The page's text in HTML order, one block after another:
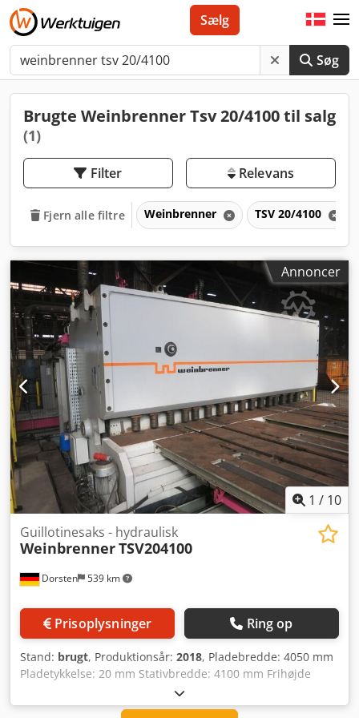
Søg
Sælg
Brugte Weinbrenner Tsv 20/4100 til salg
(1)
Filter Relevans
Fjern alle filtre Weinbrenner TSV 20/4100
Annoncer
1 / 10
Dorsten 539 km
Guillotinesaks - hydraulisk
WeinbrennerTSV204100
Prisoplysninger Ring op
Stand: brugt, Produktionsår: 2018, Pladebredde: 4050 mm
Pladetykkelse: 20 mm Stativbredde: 4100 mm Frihøjde
mellem stativer: 4200 mm Slaghastighed: 10-20 slag/min
Arbejdsttryk: 250 bar Samlet effektbehov: 85 kW Maskinens